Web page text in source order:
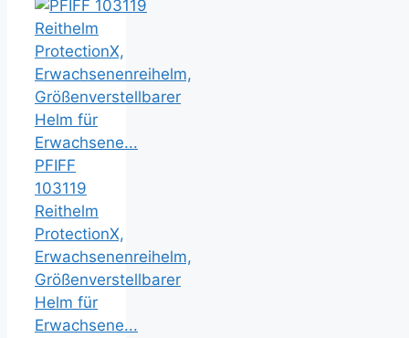
PFIFF
103119
Reithelm
ProtectionX,
Erwachsenenreihelm,
Größenverstellbarer
Helm für
Erwachsene...